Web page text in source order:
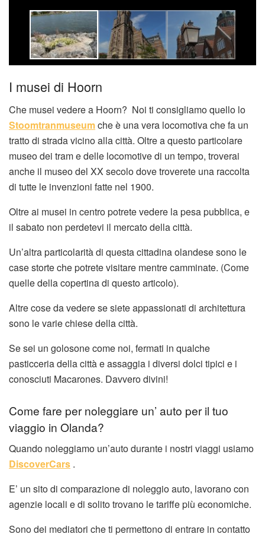
I musei di Hoorn
Che musei vedere a Hoorn? Noi ti consigliamo quello lo
Stoomtranmuseumche è una vera locomotiva che fa un
tratto di strada vicino alla città. Oltre a questo particolare
museo dei tram e delle locomotive di un tempo, troverai
anche il museo del XX secolo dove troverete una raccolta
di tutte le invenzioni fatte nel 1900.
Oltre ai musei in centro potrete vedere la pesa pubblica, e
il sabato non perdetevi il mercato della città.
Un’altra particolarità di questa cittadina olandese sono le
case storte che potrete visitare mentre camminate. (Come
quelle della copertina di questo articolo).
Altre cose da vedere se siete appassionati di architettura
sono le varie chiese della città.
Se sei un golosone come noi, fermati in qualche
pasticceria della città e assaggia i diversi dolci tipici e i
conosciuti Macarones. Davvero divini!
Come fare per noleggiare un’ auto per il tuo
viaggio in Olanda?
Quando noleggiamo un’auto durante i nostri viaggi usiamo
DiscoverCars .
E’ un sito di comparazione di noleggio auto, lavorano con
agenzie locali e di solito trovano le tariffe più economiche.
Sono dei mediatori che ti permettono di entrare in contatto